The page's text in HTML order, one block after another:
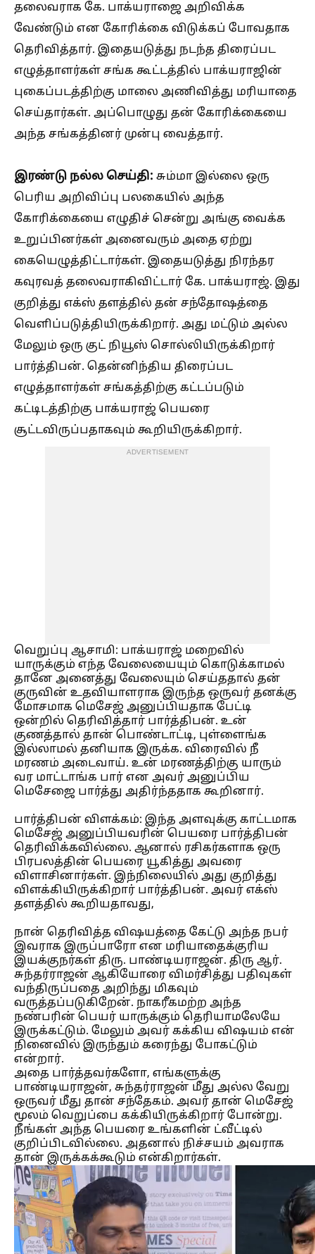
தலைவராக கே. பாக்யராஜை அறிவிக்க
வேண்டும் என கோரிக்கை விடுக்கப் போவதாக
தெரிவித்தார். இதையடுத்து நடந்த திரைப்பட
எழுத்தாளர்கள் சங்க கூட்டத்தில் பாக்யராஜின்
புகைப்படத்திற்கு மாலை அணிவித்து மரியாதை
செய்தார்கள். அப்பொழுது தன் கோரிக்கையை
அந்த சங்கத்தினர் முன்பு வைத்தார்.
இரண்டு நல்ல செய்தி: சும்மா இல்லை ஒரு
பெரிய அறிவிப்பு பலகையில் அந்த
கோரிக்கையை எழுதிச் சென்று அங்கு வைக்க
உறுப்பினர்கள் அனைவரும் அதை ஏற்று
கையெழுத்திட்டார்கள். இதையடுத்து நிரந்தர
கவுரவத் தலைவராகிவிட்டார் கே. பாக்யராஜ். இது
குறித்து எக்ஸ் தளத்தில் தன் சந்தோஷத்தை
வெளிப்படுத்தியிருக்கிறார். அது மட்டும் அல்ல
மேலும் ஒரு குட் நியூஸ் சொல்லியிருக்கிறார்
பார்த்திபன். தென்னிந்திய திரைப்பட
எழுத்தாளர்கள் சங்கத்திற்கு கட்டப்படும்
கட்டிடத்திற்கு பாக்யராஜ் பெயரை
சூட்டவிருப்பதாகவும் கூறியிருக்கிறார்.
ADVERTISEMENT
வெறுப்பு ஆசாமி: பாக்யராஜ் மறைவில்
யாருக்கும் எந்த வேலையையும் கொடுக்காமல்
தானே அனைத்து வேலையும் செய்ததால் தன்
குருவின் உதவியாளராக இருந்த ஒருவர் தனக்கு
மோசமாக மெசேஜ் அனுப்பியதாக பேட்டி
ஒன்றில் தெரிவித்தார் பார்த்திபன். உன்
குணத்தால் தான் பொண்டாட்டி, புள்ளைங்க
இல்லாமல் தனியாக இருக்க. விரைவில் நீ
மரணம் அடைவாய். உன் மரணத்திற்கு யாரும்
வர மாட்டாங்க பார் என அவர் அனுப்பிய
மெசேஜை பார்த்து அதிர்ந்ததாக கூறினார்.
பார்த்திபன் விளக்கம்: இந்த அளவுக்கு காட்டமாக
மெசேஜ் அனுப்பியவரின் பெயரை பார்த்திபன்
தெரிவிக்கவில்லை. ஆனால் ரசிகர்களாக ஒரு
பிரபலத்தின் பெயரை யூகித்து அவரை
விளாசினார்கள். இந்நிலையில் அது குறித்து
விளக்கியிருக்கிறார் பார்த்திபன். அவர் எக்ஸ்
தளத்தில் கூறியதாவது,
நான் தெரிவித்த விஷயத்தை கேட்டு அந்த நபர்
இவராக இருப்பாரோ என மரியாதைக்குரிய
இயக்குநர்கள் திரு. பாண்டியராஜன். திரு ஆர்.
சுந்தர்ராஜன் ஆகியோரை விமர்சித்து பதிவுகள்
வந்திருப்பதை அறிந்து மிகவும்
வருத்தப்படுகிறேன். நாகரீகமற்ற அந்த
நண்பரின் பெயர் யாருக்கும் தெரியாமலேயே
இருக்கட்டும். மேலும் அவர் கக்கிய விஷயம் என்
நினைவில் இருந்தும் கரைந்து போகட்டும்
என்றார்.
அதை பார்த்தவர்களோ, எங்களுக்கு
பாண்டியராஜன், சுந்தர்ராஜன் மீது அல்ல வேறு
ஒருவர் மீது தான் சந்தேகம். அவர் தான் மெசேஜ்
மூலம் வெறுப்பை கக்கியிருக்கிறார் போன்று.
நீங்கள் அந்த பெயரை உங்களின் ட்வீட்டில்
குறிப்பிடவில்லை. அதனால் நிச்சயம் அவராக
தான் இருக்கக்கூடும் என்கிறார்கள்.